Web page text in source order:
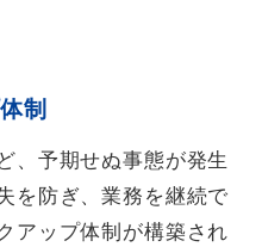
制
、予期せぬ事態が発生
を防ぎ、業務を継続で
アップ体制が構築され